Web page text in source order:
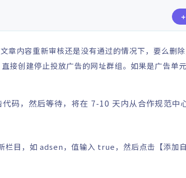
内容重新审核还是没有通过的情况下，要么删
接创建停止投放广告的网址群组。如果是广告单
码，然后等待，将在 7-10 天内从合作规范中
目，如 adsen，值输入 true，然后点击【添加